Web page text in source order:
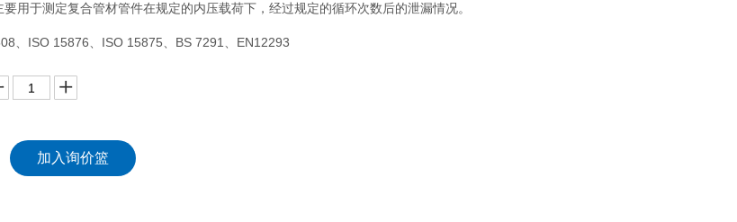
用于测定复合管材管件在规定的内压载荷下，经过规定的循环次数后的泄漏情况。
、ISO 15876、ISO 15875、BS 7291、EN12293
加入询价篮